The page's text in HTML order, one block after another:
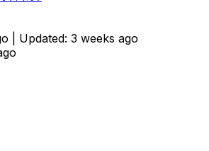
| Updated: 3 weeks ago